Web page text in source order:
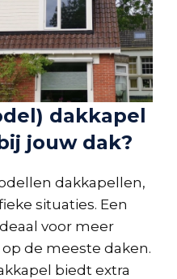
dakkapel
jouw dak?
dakkapellen,
situaties. Een
voor meer
de meeste daken.
biedt extra